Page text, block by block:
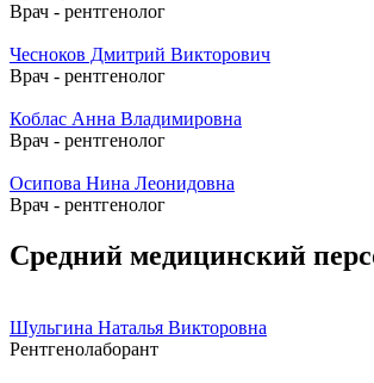
Врач - рентгенолог
Чесноков Дмитрий Викторович
Врач - рентгенолог
Коблас Анна Владимировна
Врач - рентгенолог
Осипова Нина Леонидовна
Врач - рентгенолог
Средний медицинский
Шульгина Наталья Викторовна
Рентгенолаборант